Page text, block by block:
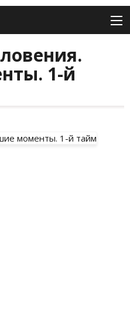
1-й